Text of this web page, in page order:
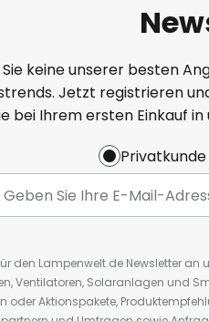
keine unserer besten
Jetzt registrieren
bei Ihrem ersten Einkauf
Privatkunde
den Lampenwelt.de Newsletter
Ventilatoren, Solaranlagen und
oder Aktionspakete,